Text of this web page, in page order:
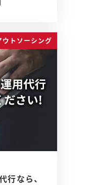
ウトソーシング
行なら、